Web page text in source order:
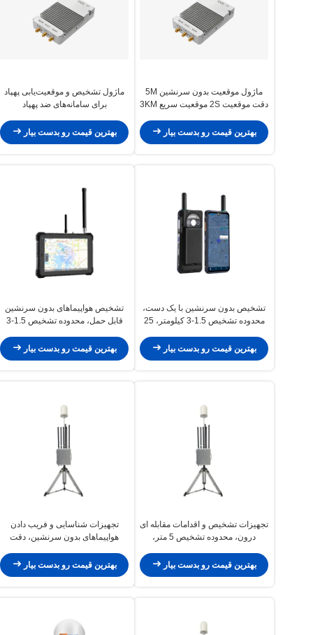
ماژول موقعیت بدون سرنشین 5M
دقت موقعیت 2S موقعیت سریع 3KM
بهترین قیمت رو بدست بیار
ماژول تشخیص و موقعیت‌یابی پهپاد
برای سامانه‌های ضد پهپاد
بهترین قیمت رو بدست بیار
تشخیص بدون سرنشین با یک دست،
محدوده تشخیص 1.5-3 کیلومتر، 25
بهترین قیمت رو بدست بیار
تشخیص هواپیماهای بدون سرنشین
قابل حمل، محدوده تشخیص 1.5-3
درجه ((RMS) دقت تشخیص
بهترین قیمت رو بدست بیار
تجهیزات تشخیص و اقدامات مقابله ای
درون، محدوده تشخیص 5 متر،
(Omni) ، زاویه تشخیص 360 °، حالت
خودکار با نظارت UAV
بهترین قیمت رو بدست بیار
تجهیزات شناسایی و فریب دادن
هواپیماهای بدون سرنشین، دقت
کیلومتر، محدوده ناوبری فریبنده 800
متر، پشتیبانی از حالت GPS،
بهترین قیمت رو بدست بیار